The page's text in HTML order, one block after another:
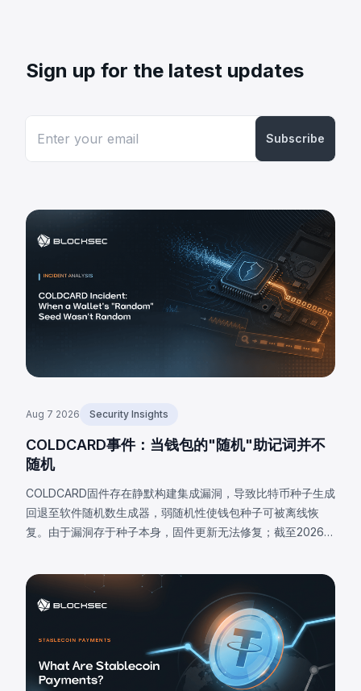
Sign up for the latest updates
Subscribe
Aug 7 2026 Security Insights
COLDCARD事件：当钱包的"随机"助记词并不
随机
COLDCARD固件存在静默构建集成漏洞，导致比特币种子生成
回退至软件随机数生成器，弱随机性使钱包种子可被离线恢
复。由于漏洞存于种子本身，固件更新无法修复；截至2026年